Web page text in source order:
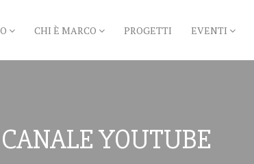
CHI È MARCO PROGETTI EVENTI
CANALE YOUTUBE